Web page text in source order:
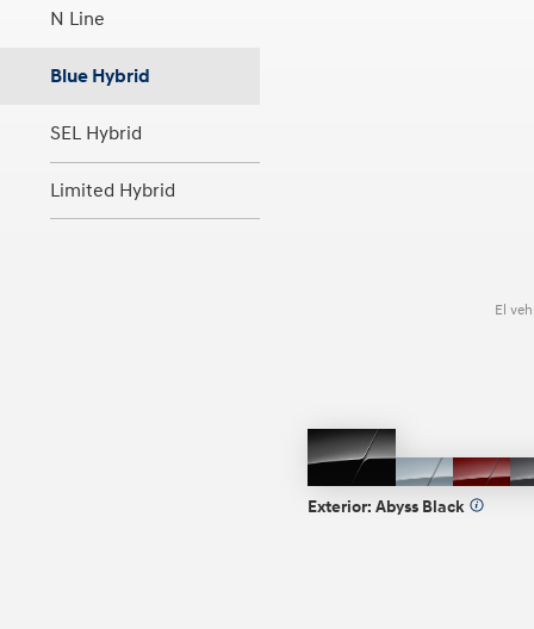
N Line
Blue Hybrid
SEL Hybrid
Limited Hybrid
El
ABYSS
BLACK Transmission
Blue
Red
Exterior: Abyss Black